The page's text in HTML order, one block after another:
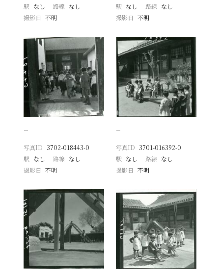
駅 なし 路線 なし
撮影日
不明
駅 なし 路線 なし
撮影日 不明
−
写真ID 3702-018443-0
駅 なし 路線 なし
撮影日
不明
−
写真ID 3701-016392-0
駅 なし 路線 なし
撮影日 不明